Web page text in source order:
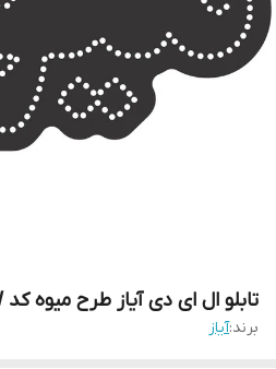
تابلو ال ای دی آیاز طرح میوه کد 202W
برند:آیاز